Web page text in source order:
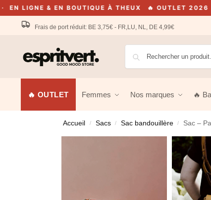
EN BOUTIQUE À THEUX 🔥 OUTLET 2026 ·
Frais de port réduit: BE 3,75€ - FR,LU, NL, DE 4,99€
🔥 OUTLET Femmes Nos marques 🔥
Accueil / Sacs / Sac bandouillère / Sac –